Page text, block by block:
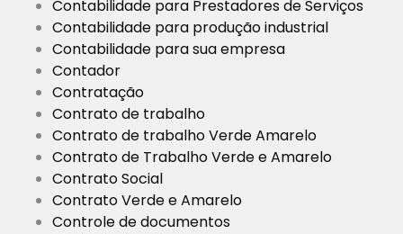
Contabilidade para Prestadores de Serviços
Contabilidade para produção industrial
Contabilidade para sua empresa
Contador
Contratação
Contrato de trabalho
Contrato de trabalho Verde Amarelo
Contrato de Trabalho Verde e Amarelo
Contrato Social
Contrato Verde e Amarelo
Controle de documentos